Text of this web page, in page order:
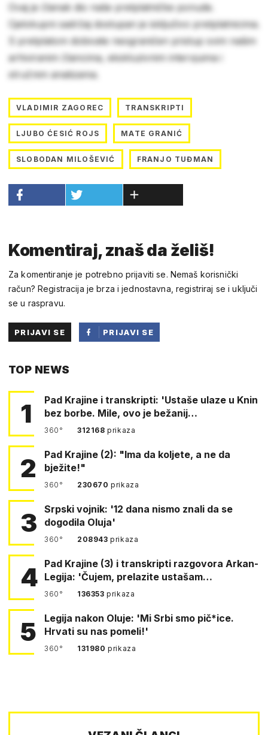
Ovaj je članak dio naše pretplatničke ponude.
Cjelokupni sadržaj dostupan je isključivo pretplatnicima.
S pretplatom dobivate neograničen pristup svim našim
arhiviranim člancima, ekskluzivnim intervjuima i
stručnim analizama.
VLADIMIR ZAGOREC TRANSKRIPTI
LJUBO ĆESIĆ ROJS MATE GRANIĆ
SLOBODAN MILOŠEVIĆ FRANJO TUĐMAN
Komentiraj, znaš da želiš!
Za komentiranje je potrebno prijaviti se. Nemaš korisnički
račun? Registracija je brza i jednostavna, registriraj se i uključi
se u raspravu.
PRIJAVI SE
PRIJAVI SE
TOP NEWS
1
Pad Krajine i transkripti: 'Ustaše ulaze u Knin
bez borbe. Mile, ovo je bežanij…
360° 312168prikaza
2
Pad Krajine (2): "Ima da koljete, a ne da
bježite!"
360° 230670prikaza
3
Srpski vojnik: '12 dana nismo znali da se
dogodila Oluja'
360° 208943prikaza
4 Pad Krajine (3) i transkripti razgovora Arkan-
Legija: 'Čujem, prelazite ustašam…
360° 136353prikaza
5
Legija nakon Oluje: 'Mi Srbi smo pič*ice.
Hrvati su nas pomeli!'
360° 131980prikaza